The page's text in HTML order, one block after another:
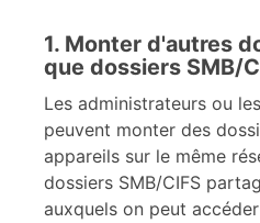
1. Monter d'autres
que dossiers SMB/
Les administrateurs ou
peuvent monter des
appareils sur le même
dossiers SMB/CIFS
auxquels on peut